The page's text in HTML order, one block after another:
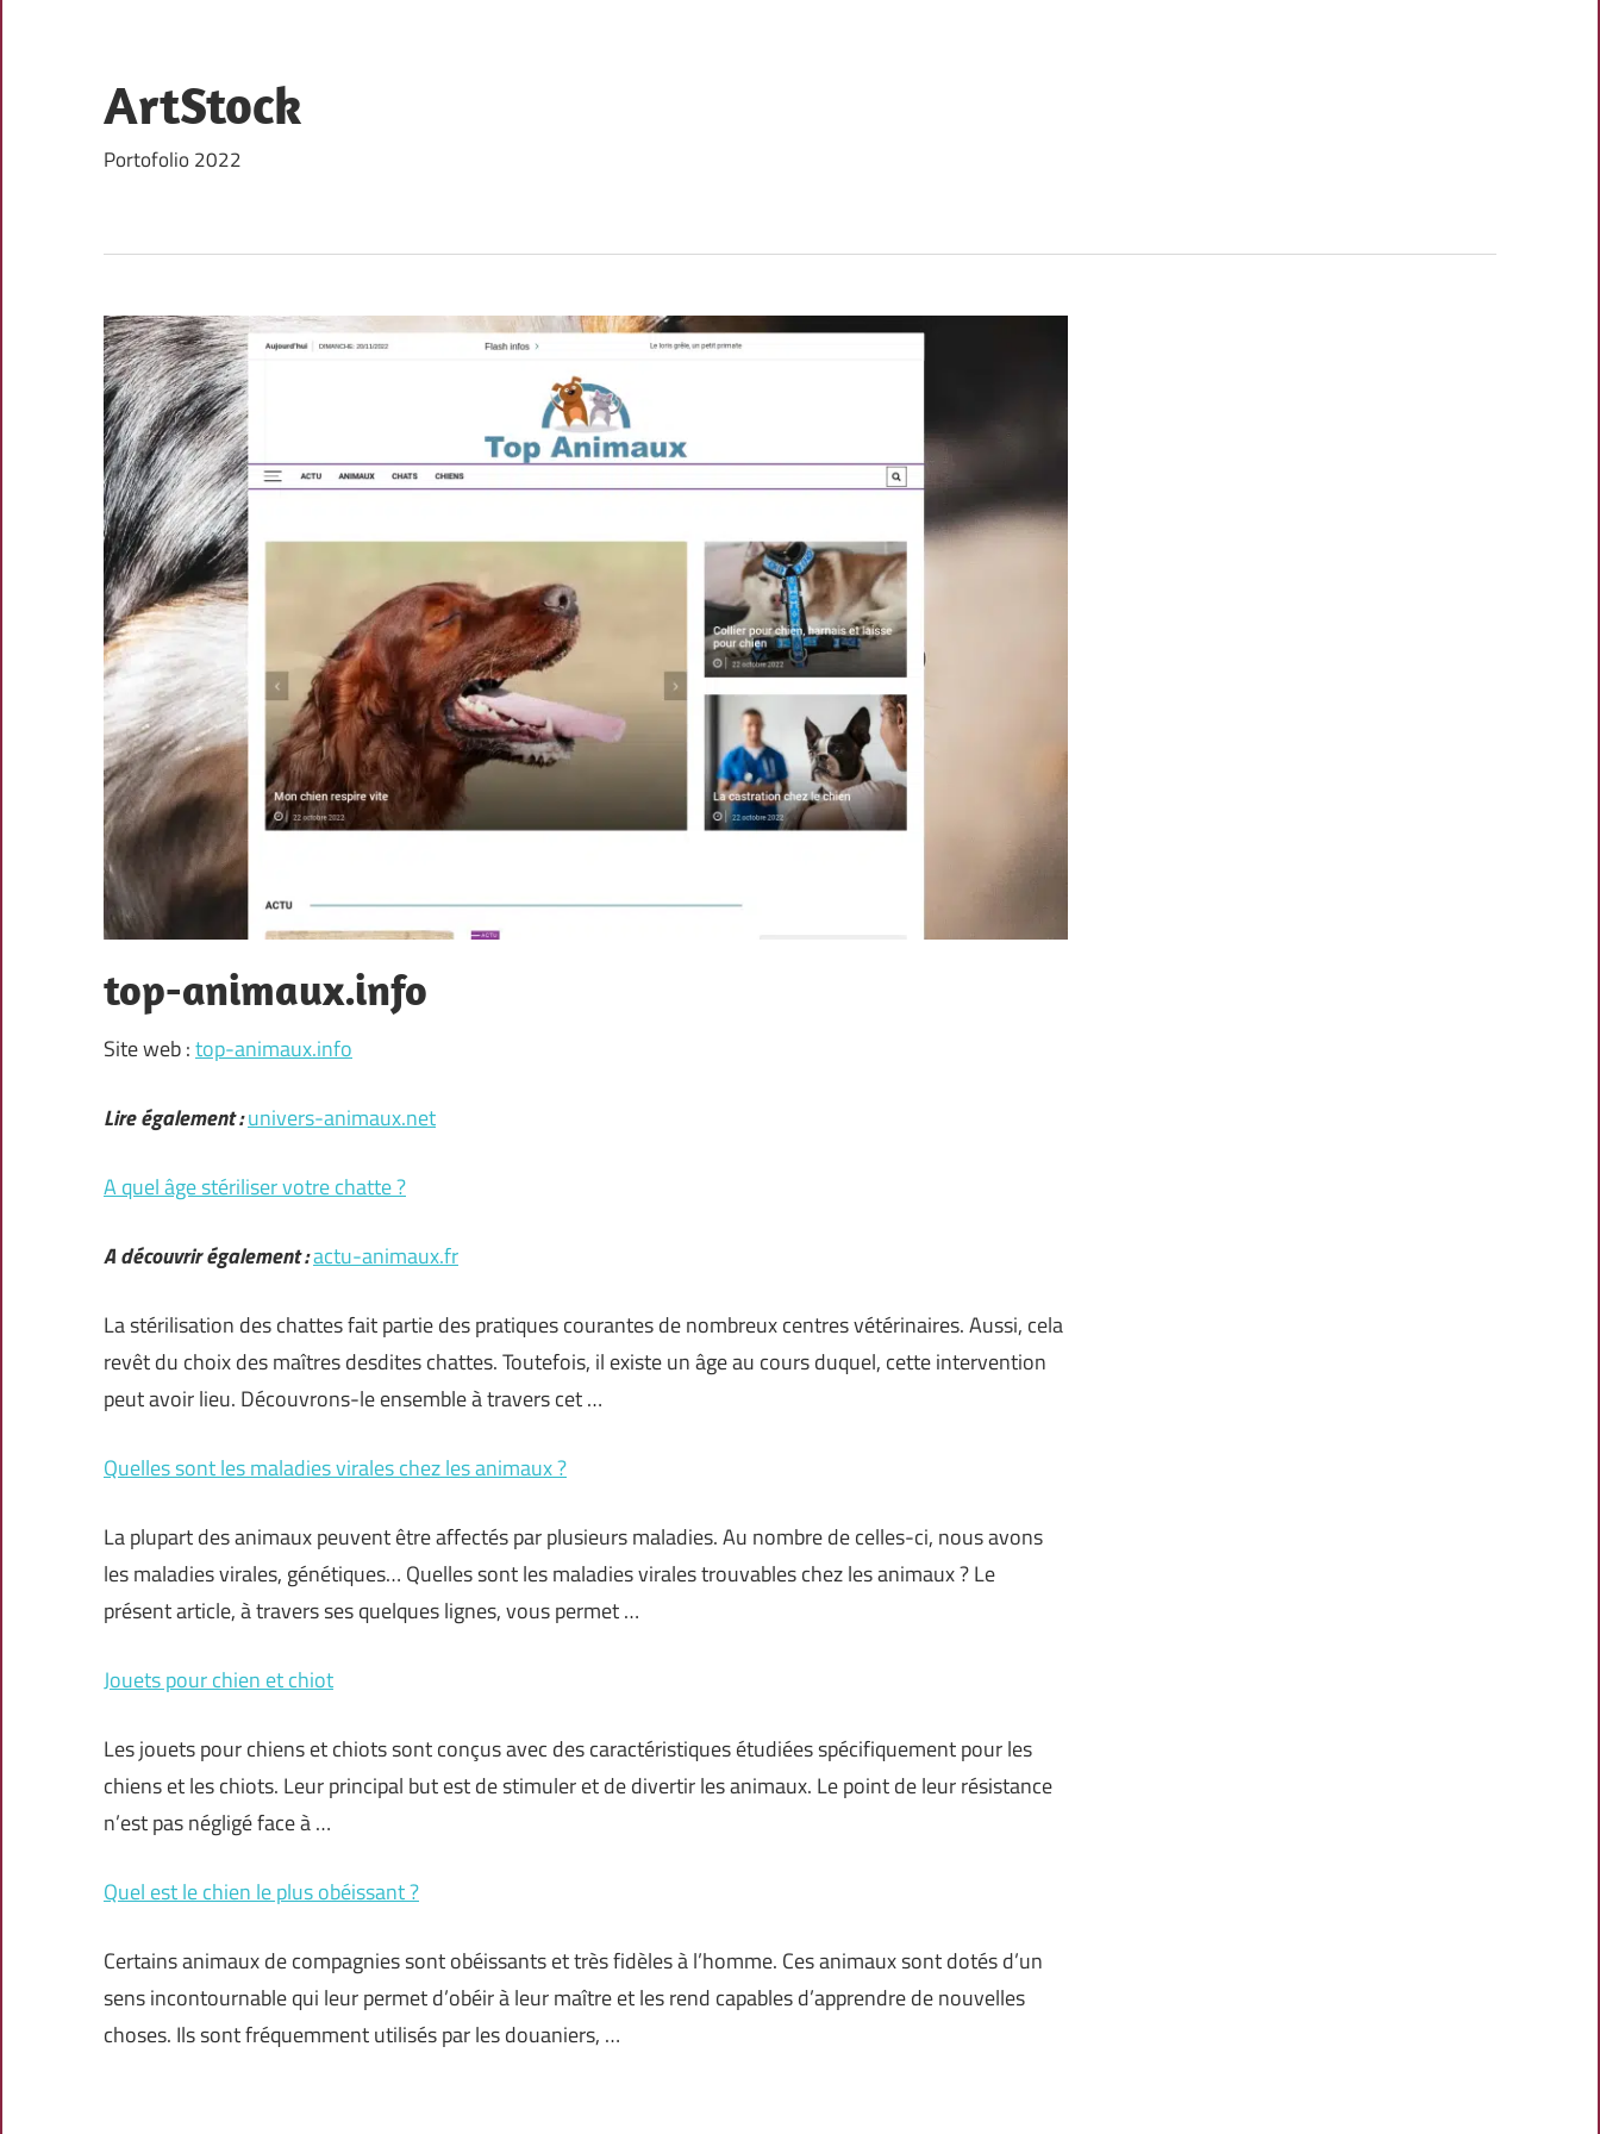
content
ArtStock
Portofolio 2022
top-animaux.info
Site web :top-animaux.info
Lire également :univers-animaux.net
A quel âge stériliser votre chatte ?
A découvrir également :actu-animaux.fr
La stérilisation des chattes fait partie des pratiques courantes de nombreux centres vétérinaires. Aussi, cela
revêt du choix des maîtres desdites chattes. Toutefois, il existe un âge au cours duquel, cette intervention
peut avoir lieu. Découvrons-le ensemble à travers cet …
Quelles sont les maladies virales chez les animaux ?
La plupart des animaux peuvent être affectés par plusieurs maladies. Au nombre de celles-ci, nous avons
les maladies virales, génétiques… Quelles sont les maladies virales trouvables chez les animaux ? Le
présent article, à travers ses quelques lignes, vous permet …
Jouets pour chien et chiot
Les jouets pour chiens et chiots sont conçus avec des caractéristiques étudiées spécifiquement pour les
chiens et les chiots. Leur principal but est de stimuler et de divertir les animaux. Le point de leur résistance
n’est pas négligé face à …
Quel est le chien le plus obéissant ?
Certains animaux de compagnies sont obéissants et très fidèles à l’homme. Ces animaux sont dotés d’un
sens incontournable qui leur permet d’obéir à leur maître et les rend capables d’apprendre de nouvelles
choses. Ils sont fréquemment utilisés par les douaniers, …